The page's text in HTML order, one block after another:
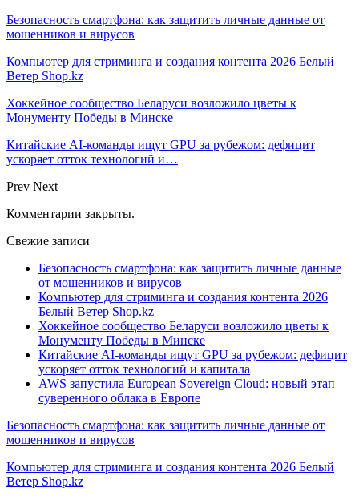
Безопасность смартфона: как защитить личные данные от
мошенников и вирусов
Компьютер для стриминга и создания контента 2026 Белый
Ветер Shop.kz
Хоккейное сообщество Беларуси возложило цветы к
Монументу Победы в Минске
Китайские AI-команды ищут GPU за рубежом: дефицит
ускоряет отток технологий и…
Prev Next
Комментарии закрыты.
Свежие записи
Безопасность смартфона: как защитить личные данные
от мошенников и вирусов
Компьютер для стриминга и создания контента 2026
Белый Ветер Shop.kz
Хоккейное сообщество Беларуси возложило цветы к
Монументу Победы в Минске
Китайские AI-команды ищут GPU за рубежом: дефицит
ускоряет отток технологий и капитала
AWS запустила European Sovereign Cloud: новый этап
суверенного облака в Европе
Безопасность смартфона: как защитить личные данные от
мошенников и вирусов
Компьютер для стриминга и создания контента 2026 Белый
Ветер Shop.kz